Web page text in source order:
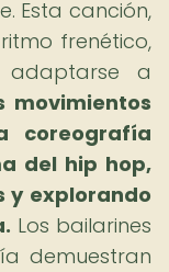
Esta canción,
frenético,
a
movimientos
coreografía
del hip hop,
y explorando
Los bailarines
demuestran